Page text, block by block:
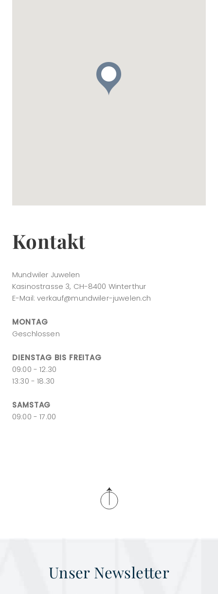
Kontakt
Mundwiler Juwelen
Kasinostrasse 3, CH-8400 Winterthur
E-Mail:verkauf@mundwiler-juwelen.ch
MONTAG
Geschlossen
DIENSTAG BIS FREITAG
09:00 - 12.30
13:30 - 18.30
SAMSTAG
09:00 - 17.00
Unser Newsletter